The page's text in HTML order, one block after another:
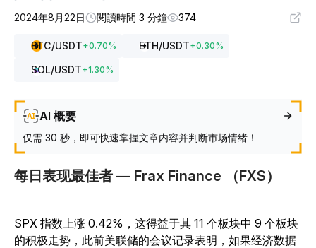
2024年8月22日
閱讀時間 3 分鐘 374
BTC/USDT+0.70% ETH/USDT+0.30%
SOL/USDT+1.30%
AI 概要
仅需 30 秒，即可快速掌握文章内容并判断市场情绪！
每日表现最佳者 — Frax Finance （FXS）
SPX 指数上涨 0.42%，这得益于其 11 个板块中 9 个板块
的积极走势，此前美联储的会议记录表明，如果经济数据